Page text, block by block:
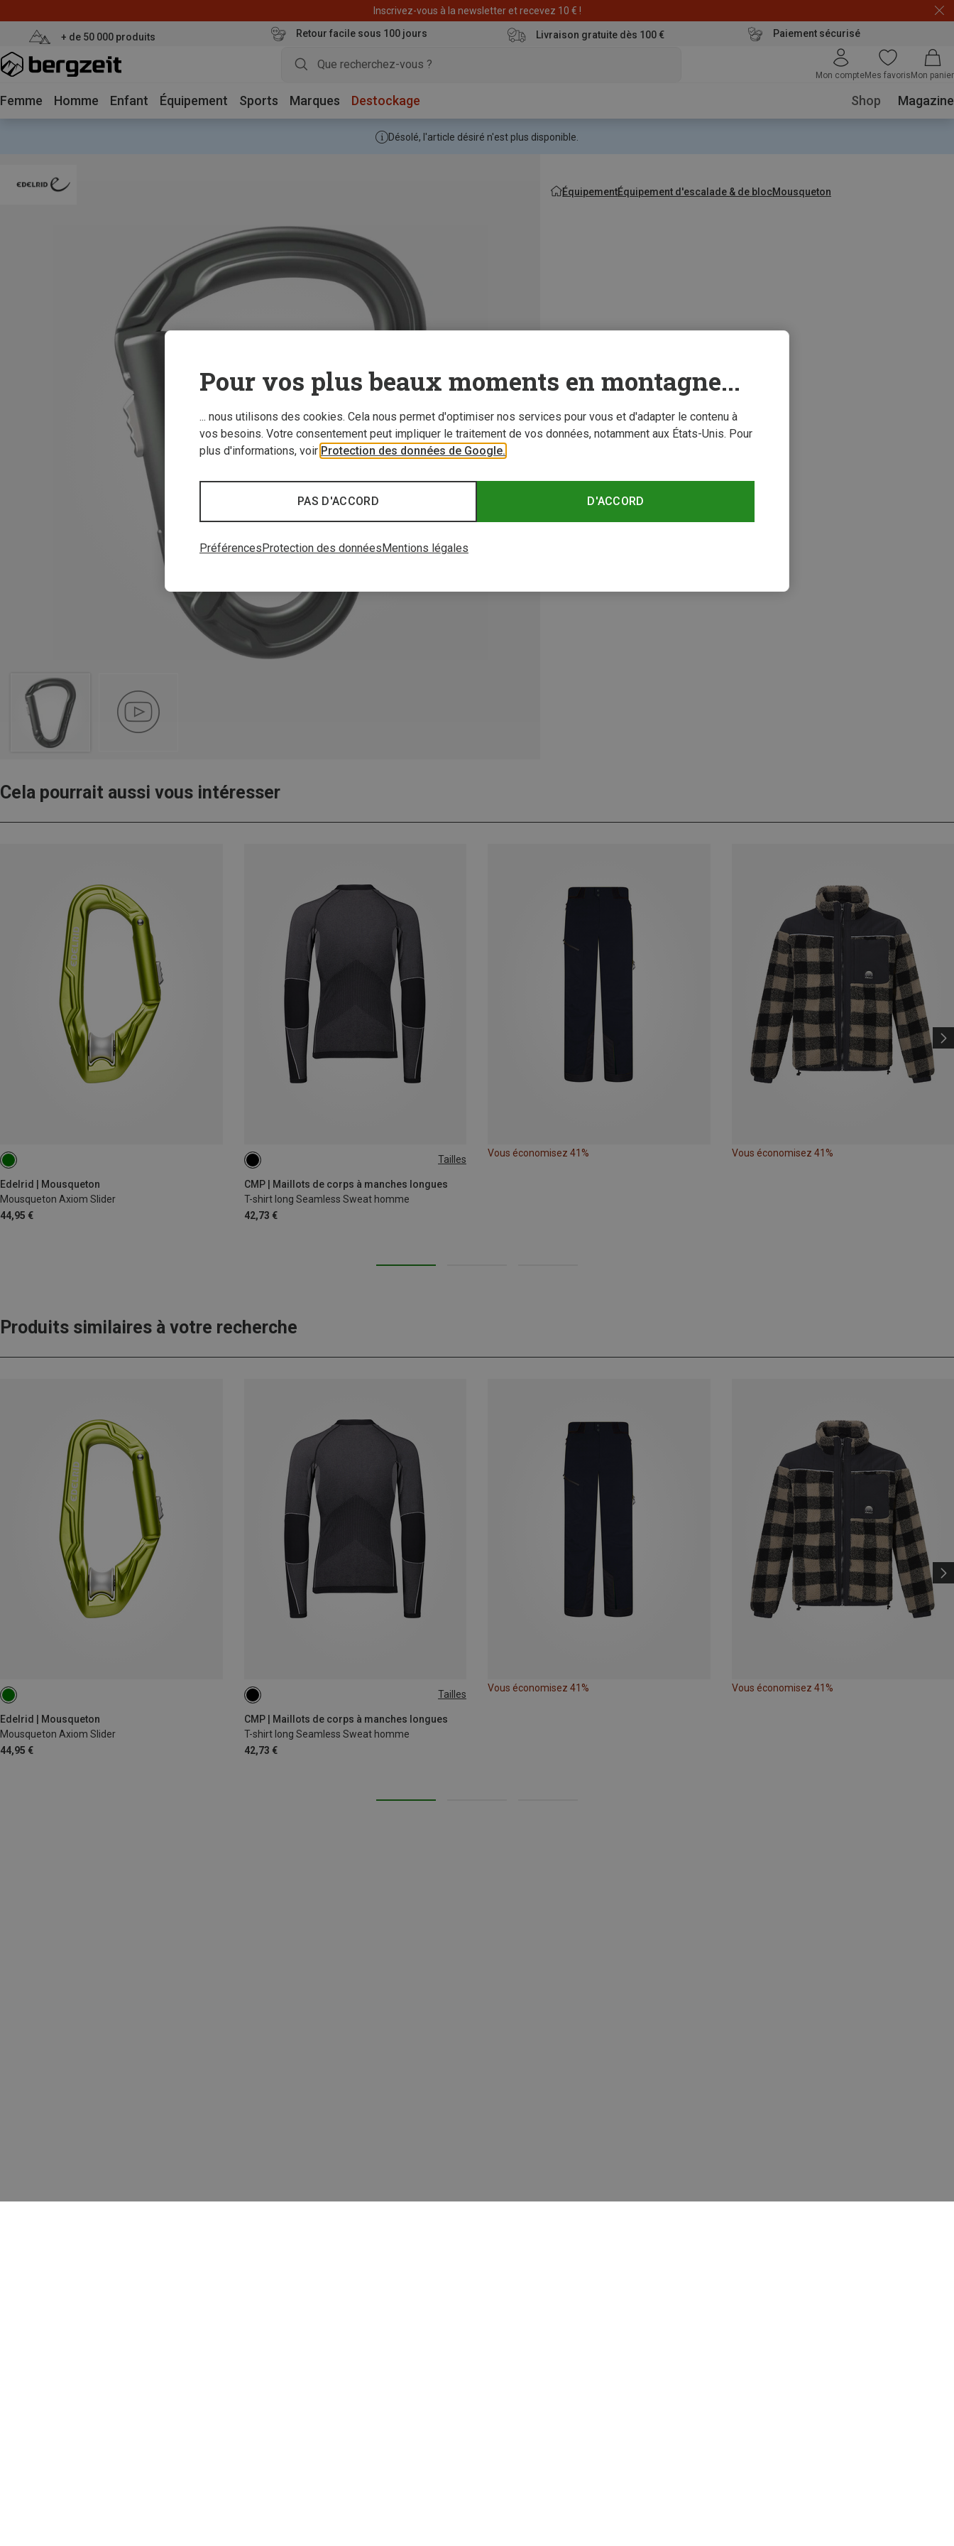
Inscrivez-vous à la newsletter et recevez 10 € !
Déstockage : 20 € offerts avec le code END20
+ de 50 000 produits Retour facile sous 100 jours Livraison gratuite dès 100 € Paiement sécurisé
Mon compteMes favoris Mon panier
Femme Homme Enfant Équipement Sports Marques Destockage Shop Magazine
Désolé, l'article désiré n'est plus disponible.
ÉquipementÉquipement d'escalade & de blocMousqueton
Cela pourrait aussi vous intéresser
Edelrid | Mousqueton
Mousqueton Axiom Slider
44,95 €
Tailles
CMP | Maillots de corps à manches longues
T-shirt long Seamless Sweat homme
42,73 €
L|M
Vous économisez 41% Vous économisez 41%
Produits similaires à votre recherche
Edelrid | Mousqueton
Mousqueton Axiom Slider
44,95 €
Tailles
CMP | Maillots de corps à manches longues
T-shirt long Seamless Sweat homme
42,73 €
L|M
Vous économisez 41% Vous économisez 41%
Pour vos plus beaux moments en montagne...
... nous utilisons des cookies. Cela nous permet d'optimiser nos services pour vous et d'adapter le contenu à
vos besoins. Votre consentement peut impliquer le traitement de vos données, notamment aux États-Unis. Pour
plus d'informations, voir Protection des données de Google.
D'ACCORD
PAS D'ACCORD
PréférencesProtection des donnéesMentions légales